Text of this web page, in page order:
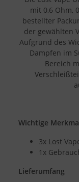
mit 0,6 Ohm,
bestellter
der gewählten
Aufgrund des
Dampfen im
Bereich
Wichtige
3x Lost
1x
Lieferumfang